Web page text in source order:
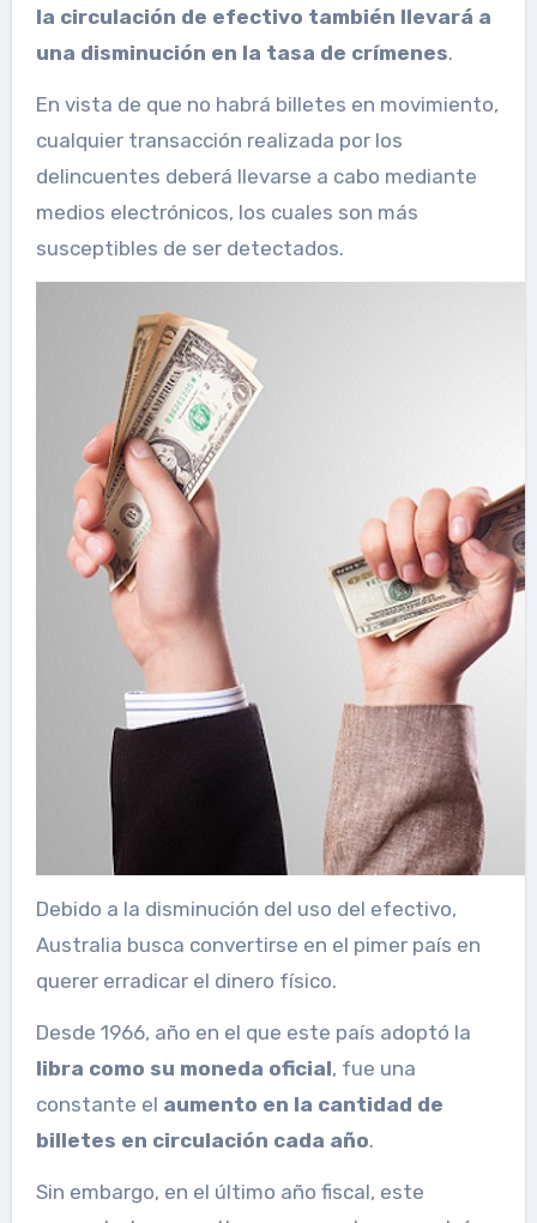
la circulación de efectivo también llevará a
una disminución en la tasa de crímenes.
En vista de que no habrá billetes en movimiento,
cualquier transacción realizada por los
delincuentes deberá llevarse a cabo mediante
medios electrónicos, los cuales son más
susceptibles de ser detectados.
Debido a la disminución del uso del efectivo,
Australia busca convertirse en el pimer país en
querer erradicar el dinero físico.
Desde 1966, año en el que este país adoptó la
libra como su moneda oficial, fue una
constante el aumento en la cantidad de
billetes en circulación cada año.
Sin embargo, en el último año fiscal, este